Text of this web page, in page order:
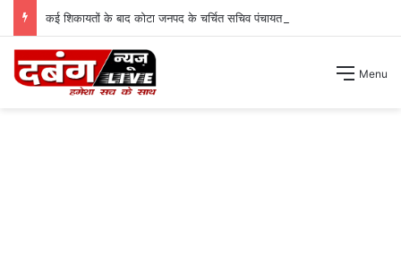
कई शिकायतों के बाद कोटा जनपद के चर्चित सचिव पंचायत से हटाए गए ।
Menu